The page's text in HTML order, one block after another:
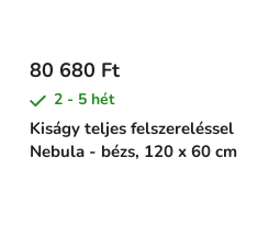
Kiságy teljes felszereléssel
Nebula - bézs, 120 x 60 cm
80 680 Ft
2 - 5 hét